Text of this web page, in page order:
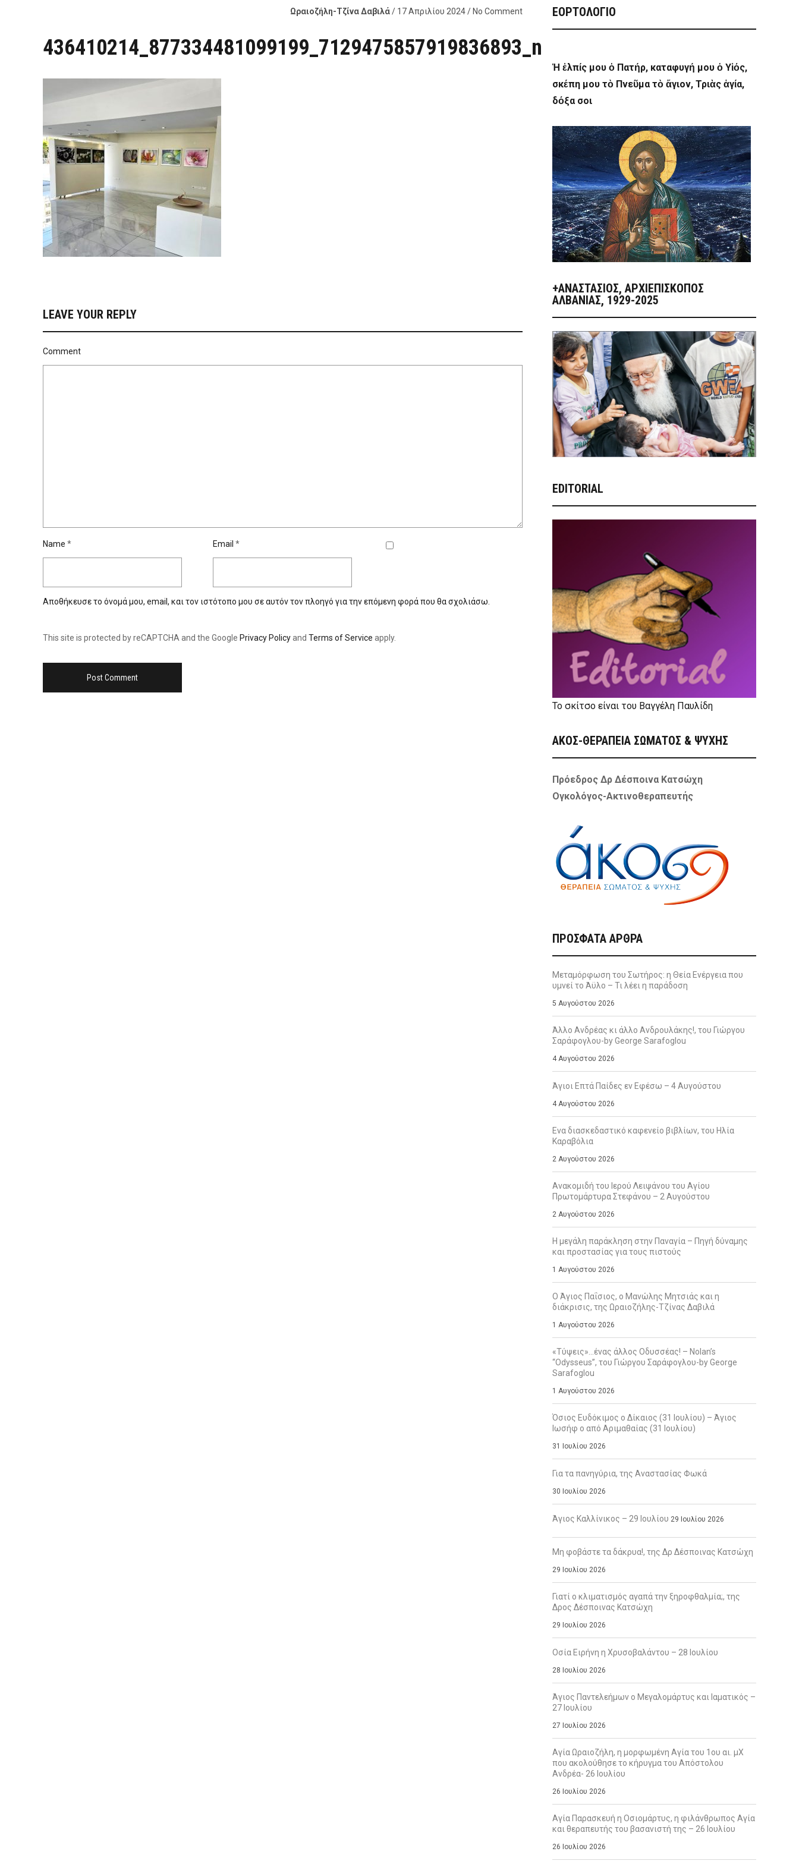
Ωραιοζήλη-Τζίνα Δαβιλά/ 17 Απριλίου 2024 / No Comment
436410214_877334481099199_7129475857919836893_n
LEAVE YOUR REPLY
Comment
Name * Email *
Αποθήκευσε το όνομά μου, email, και τον ιστότοπο μου σε αυτόν τον πλοηγό για την επόμενη φορά που θα σχολιάσω.
This site is protected by reCAPTCHA and the Google Privacy Policyand Terms of Service apply.
ΕΟΡΤΟΛΟΓΙΟ
Ἡ ἐλπίς μου ὁ Πατήρ, καταφυγή μου ὁ Υἱός,
σκέπη μου τὸ Πνεῦμα τὸ ἅγιον, Τριὰς ἁγία,
δόξα σοι
+ΑΝΑΣΤΆΣΙΟΣ, ΑΡΧΙΕΠΊΣΚΟΠΟΣ
ΑΛΒΑΝΊΑΣ, 1929-2025
EDITORIAL
Το σκίτσο είναι του Βαγγέλη Παυλίδη
ΑΚΟΣ-ΘΕΡΑΠΕΙΑ ΣΩΜΑΤΟΣ & ΨΥΧΗΣ
Πρόεδρος Δρ Δέσποινα Κατσώχη
Ογκολόγος-Ακτινοθεραπευτής
ΠΡΌΣΦΑΤΑ ΆΡΘΡΑ
Μεταμόρφωση του Σωτήρος: η Θεία Ενέργεια που
υμνεί το Άϋλο – Τι λέει η παράδοση
5 Αυγούστου 2026
Άλλο Ανδρέας κι άλλο Ανδρουλάκης!, του Γιώργου
Σαράφογλου-by George Sarafoglou
4 Αυγούστου 2026
Άγιοι Επτά Παίδες εν Εφέσω – 4 Αυγούστου
4 Αυγούστου 2026
Ενα διασκεδαστικό καφενείο βιβλίων, του Ηλία
Καραβόλια
2 Αυγούστου 2026
Ανακομιδή του Ιερού Λειψάνου του Αγίου
Πρωτομάρτυρα Στεφάνου – 2 Αυγούστου
2 Αυγούστου 2026
Η μεγάλη παράκληση στην Παναγία – Πηγή δύναμης
και προστασίας για τους πιστούς
1 Αυγούστου 2026
Ο Άγιος Παΐσιος, ο Μανώλης Μητσιάς και η
διάκρισις, της Ωραιοζήλης-Τζίνας Δαβιλά
1 Αυγούστου 2026
«Τύψεις»…ένας άλλος Οδυσσέας! – Nolan’s
“Odysseus”, του Γιώργου Σαράφογλου-by George
Sarafoglou
1 Αυγούστου 2026
Όσιος Ευδόκιμος ο Δίκαιος (31 Ιουλίου) – Άγιος
Ιωσήφ ο από Αριμαθαίας (31 Ιουλίου)
31 Ιουλίου 2026
Για τα πανηγύρια, της Αναστασίας Φωκά
30 Ιουλίου 2026
Άγιος Καλλίνικος – 29 Ιουλίου 29 Ιουλίου 2026
Μη φοβάστε τα δάκρυα!, της Δρ Δέσποινας Κατσώχη
29 Ιουλίου 2026
Γιατί ο κλιματισμός αγαπά την ξηροφθαλμία;, της
Δρος Δέσποινας Κατσώχη
29 Ιουλίου 2026
Οσία Ειρήνη η Χρυσοβαλάντου – 28 Ιουλίου
28 Ιουλίου 2026
Άγιος Παντελεήμων ο Μεγαλομάρτυς και Ιαματικός –
27 Ιουλίου
27 Ιουλίου 2026
Αγία Ωραιοζήλη, η μορφωμένη Αγία του 1ου αι. μΧ
που ακολούθησε το κήρυγμα του Απόστολου
Ανδρέα- 26 Ιουλίου
26 Ιουλίου 2026
Αγία Παρασκευή η Οσιομάρτυς, η φιλάνθρωπος Αγία
και θεραπευτής του βασανιστή της – 26 Ιουλίου
26 Ιουλίου 2026